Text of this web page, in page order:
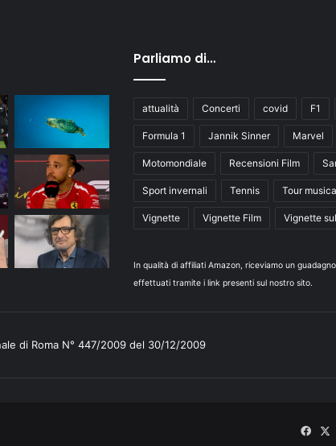
Parliamo di…
attualità Concerti covid F1
Formula 1 Jannik Sinner Marvel
Motomondiale Recensioni Film
Sport invernali Tennis Tour
Vignette Vignette Film Vignette
In qualità di affiliati Amazon, riceviamo un
effettuati tramite i link presenti sul nostro sito.
di Roma N° 447/2009 del 30/12/2009
X